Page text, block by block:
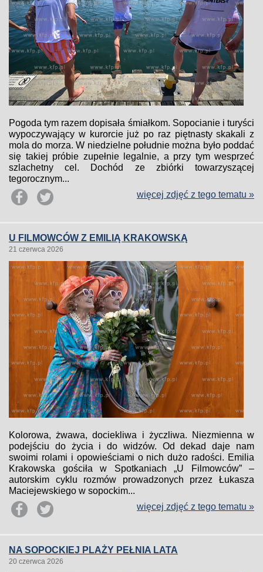
Pogoda tym razem dopisała śmiałkom. Sopocianie i turyści
wypoczywający w kurorcie już po raz piętnasty skakali z
mola do morza. W niedzielne południe można było poddać
się takiej próbie zupełnie legalnie, a przy tym wesprzeć
szlachetny cel. Dochód ze zbiórki towarzyszącej
tegorocznym...
więcej zdjęć z tego tematu »
U FILMOWCÓW Z EMILIĄ KRAKOWSKĄ
21 czerwca 2026
Kolorowa, żwawa, dociekliwa i życzliwa. Niezmienna w
podejściu do życia i do widzów. Od dekad daje nam
swoimi rolami i opowieściami o nich dużo radości. Emilia
Krakowska gościła w Spotkaniach „U Filmowców” –
autorskim cyklu rozmów prowadzonych przez Łukasza
Maciejewskiego w sopockim...
więcej zdjęć z tego tematu »
NA SOPOCKIEJ PLAŻY PEŁNIA LATA
20 czerwca 2026